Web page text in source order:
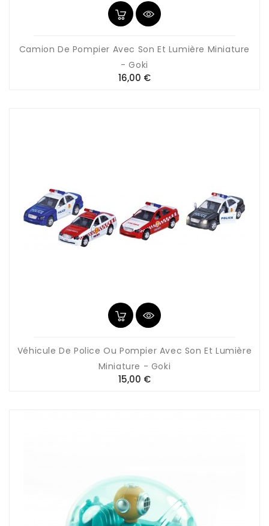
Camion De Pompier Avec Son Et Lumière Miniature
- Goki
16,00 €Prix
Véhicule De Police Ou Pompier Avec Son Et Lumière
Miniature - Goki
15,00 €Prix